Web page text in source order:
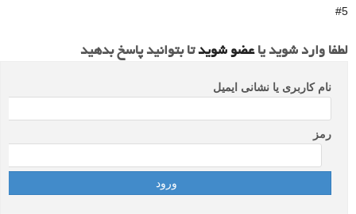
#5
لطفا وارد شوید یاعضو شویدتا بتوانید پاسخ بدهید
نام کاربری یا نشانی ایمیل
رمز